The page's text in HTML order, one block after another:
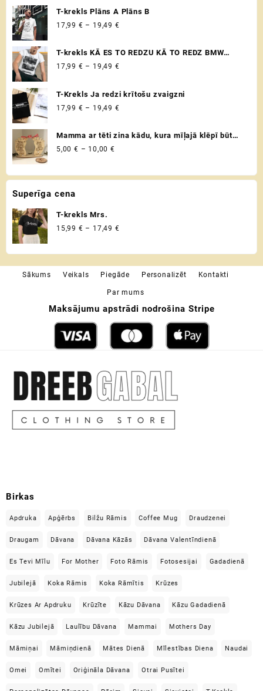
chosen
on
product
T-krekls Plāns A Plāns B
17,99 € – 19,49 €
17,99 €
T-krekls KĀ ES TO REDZU KĀ TO REDZ BMW
VADITĀJS
17,99 € – 19,49 €
17,99 €
T-Krekls Ja redzi krītošu zvaigzni
17,99 € – 19,49 €
17,99 €
Mamma ar tēti zina kādu, kura mīļajā klēpī būt
drošībā ♡ Uzaicinājums kļūt par krustvecākiem
5,00 € – 10,00€
Superīga cena
T-krekls Mrs.
15,99 € – 17,49 €
through
17,49 €
Sākums Veikals Piegāde Personalizēt Kontakti
Par mums
Maksājumu apstrādi nodrošina Stripe
Birkas
Apdruka Apģērbs Bilžu Rāmis Coffee Mug Draudzenei
Draugam Dāvana Dāvana Kāzās Dāvana Valentīndienā
Es Tevi Mīlu For Mother Foto Rāmis Fotosesijai Gadadienā
Jubilejā Koka Rāmis Koka Rāmītis Krūzes
Krūzes Ar Apdruku Krūzīte Kāzu Dāvana Kāzu Gadadienā
Kāzu Jubilejā Laulību Dāvana Mammai Mothers Day
Māmiņai Māmiņdienā Mātes Dienā Mīlestības Diena Naudai
Omei Omītei Oriģināla Dāvana Otrai Pusītei